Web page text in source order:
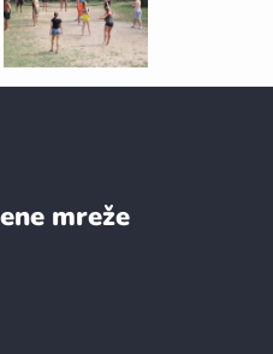
mreže